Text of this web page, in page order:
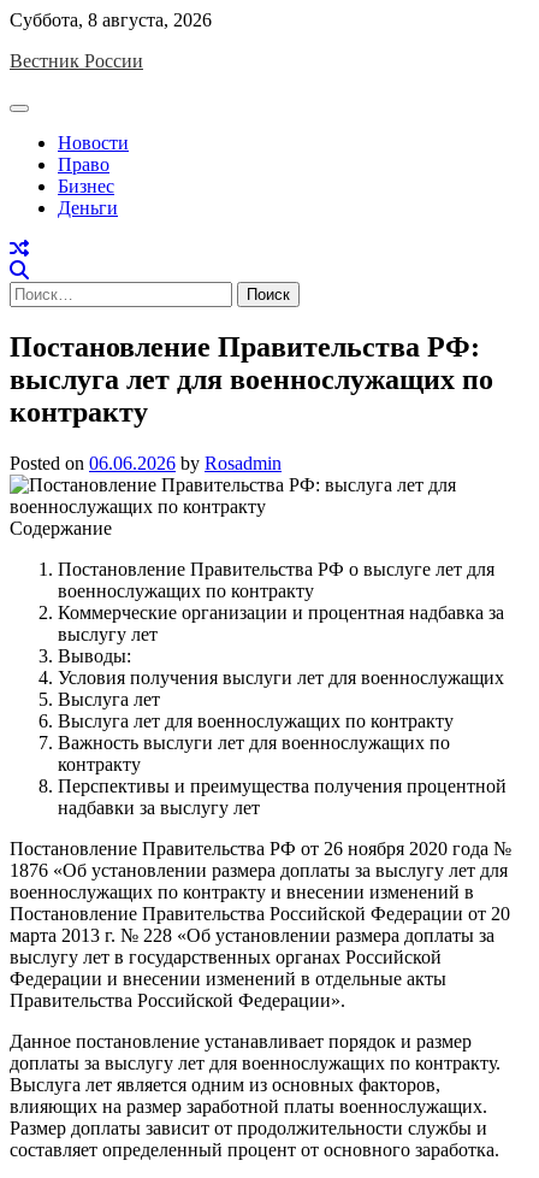
Skip
content
Суббота, 8 августа, 2026
Вестник России
Новости
Право
Бизнес
Деньги
Найти:
Постановление Правительства РФ:
выслуга лет для военнослужащих по
контракту
Posted on 06.06.2026 by Rosadmin
Содержание
Постановление Правительства РФ о выслуге лет для
военнослужащих по контракту
Коммерческие организации и процентная надбавка за
выслугу лет
Выводы:
Условия получения выслуги лет для военнослужащих
Выслуга лет
Выслуга лет для военнослужащих по контракту
Важность выслуги лет для военнослужащих по
контракту
Перспективы и преимущества получения процентной
надбавки за выслугу лет
Постановление Правительства РФ от 26 ноября 2020 года №
1876 «Об установлении размера доплаты за выслугу лет для
военнослужащих по контракту и внесении изменений в
Постановление Правительства Российской Федерации от 20
марта 2013 г. № 228 «Об установлении размера доплаты за
выслугу лет в государственных органах Российской
Федерации и внесении изменений в отдельные акты
Правительства Российской Федерации».
Данное постановление устанавливает порядок и размер
доплаты за выслугу лет для военнослужащих по контракту.
Выслуга лет является одним из основных факторов,
влияющих на размер заработной платы военнослужащих.
Размер доплаты зависит от продолжительности службы и
составляет определенный процент от основного заработка.